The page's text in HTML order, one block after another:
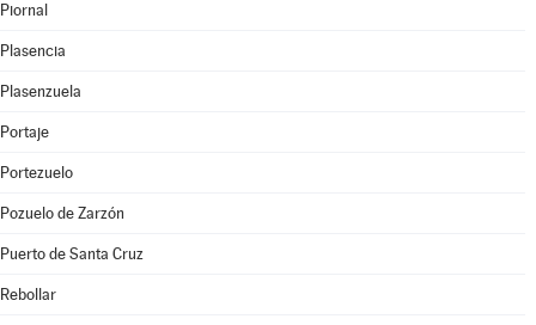
Piornal
Plasencia
Plasenzuela
Portaje
Portezuelo
Pozuelo de Zarzón
Puerto de Santa Cruz
Rebollar